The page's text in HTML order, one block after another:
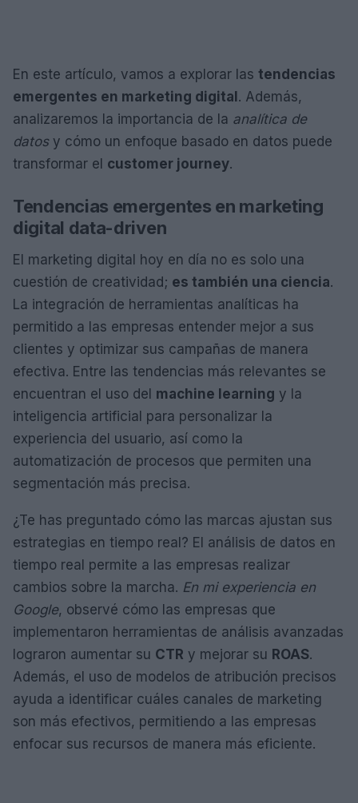
En este artículo, vamos a explorar las tendencias
emergentes en marketing digital. Además,
analizaremos la importancia de la analítica de
datosy cómo un enfoque basado en datos puede
transformar el customer journey.
Tendencias emergentes en marketing
digital data-driven
El marketing digital hoy en día no es solo una
cuestión de creatividad; es también una ciencia.
La integración de herramientas analíticas ha
permitido a las empresas entender mejor a sus
clientes y optimizar sus campañas de manera
efectiva. Entre las tendencias más relevantes se
encuentran el uso del machine learning y la
inteligencia artificial para personalizar la
experiencia del usuario, así como la
automatización de procesos que permiten una
segmentación más precisa.
¿Te has preguntado cómo las marcas ajustan sus
estrategias en tiempo real? El análisis de datos en
tiempo real permite a las empresas realizar
cambios sobre la marcha. En mi experiencia en
Google, observé cómo las empresas que
implementaron herramientas de análisis avanzadas
lograron aumentar su CTR y mejorar su ROAS.
Además, el uso de modelos de atribución precisos
ayuda a identificar cuáles canales de marketing
son más efectivos, permitiendo a las empresas
enfocar sus recursos de manera más eficiente.